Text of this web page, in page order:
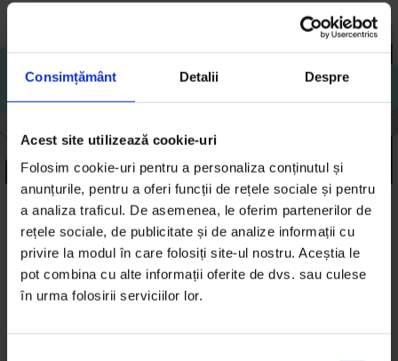
Consimțământ Detalii Despre
Acest site utilizează cookie-uri
Folosim cookie-uri pentru a personaliza conținutul și
anunțurile, pentru a oferi funcții de rețele sociale și pentru
a analiza traficul. De asemenea, le oferim partenerilor de
rețele sociale, de publicitate și de analize informații cu
privire la modul în care folosiți site-ul nostru. Aceștia le
pot combina cu alte informații oferite de dvs. sau culese
în urma folosirii serviciilor lor.
Faptul că se trec note și absențe – de care părintele
află fix în momentul în care se iau – este primul
avantaj comunicat, iar directoarea Coțofan spune că
sunt două elemente importante, care au dus, în ceea
că monitorizarea strictă a părintelui mai temperează